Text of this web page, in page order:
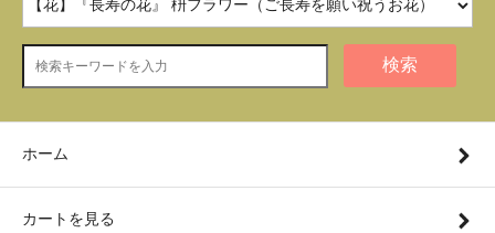
検索
ホーム
カートを見る